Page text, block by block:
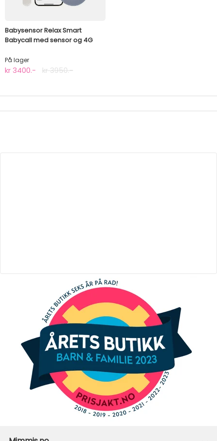
Babysensor Relax Smart
Babycall med sensor og 4G
På lager
kr 3400.- kr 3950.-